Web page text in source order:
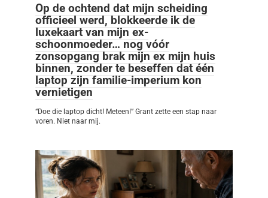
Op de ochtend dat mijn scheiding
officieel werd, blokkeerde ik de
luxekaart van mijn ex-
schoonmoeder… nog vóór
zonsopgang brak mijn ex mijn huis
binnen, zonder te beseffen dat één
laptop zijn familie-imperium kon
vernietigen
“Doe die laptop dicht! Meteen!” Grant zette een stap naar
voren. Niet naar mij.